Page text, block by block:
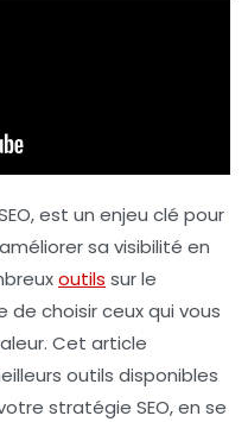
est un enjeu clé pour
sa visibilité en
outils sur le
de choisir ceux qui vous
Cet article
outils disponibles
stratégie SEO, en se